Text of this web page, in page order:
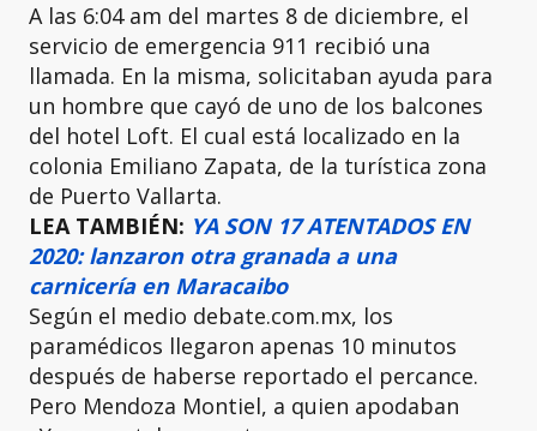
A las 6:04 am del martes 8 de diciembre, el
servicio de emergencia 911 recibió una
llamada. En la misma, solicitaban ayuda para
un hombre que cayó de uno de los balcones
del hotel Loft. El cual está localizado en la
colonia Emiliano Zapata, de la turística zona
de Puerto Vallarta.
LEA TAMBIÉN: YA SON 17 ATENTADOS EN
2020: lanzaron otra granada a una
carnicería en Maracaibo
Según el medio debate.com.mx, los
paramédicos llegaron apenas 10 minutos
después de haberse reportado el percance.
Pero Mendoza Montiel, a quien apodaban